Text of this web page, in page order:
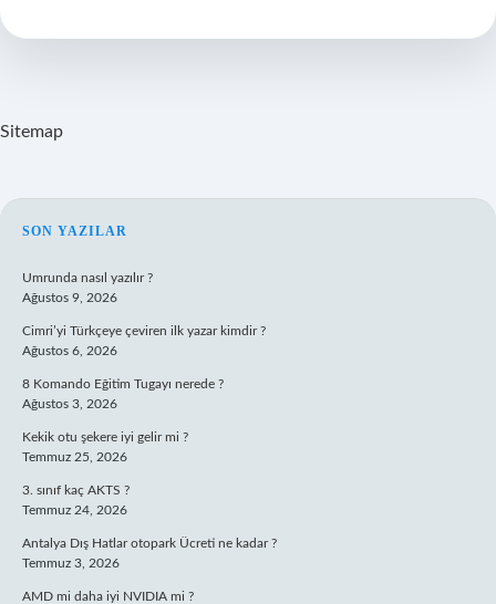
?
Sitemap
SIDEBAR
SON YAZILAR
Umrunda nasıl yazılır ?
Ağustos 9, 2026
Cimri’yi Türkçeye çeviren ilk yazar kimdir ?
Ağustos 6, 2026
8 Komando Eğitim Tugayı nerede ?
Ağustos 3, 2026
Kekik otu şekere iyi gelir mi ?
Temmuz 25, 2026
3. sınıf kaç AKTS ?
Temmuz 24, 2026
Antalya Dış Hatlar otopark Ücreti ne kadar ?
Temmuz 3, 2026
AMD mi daha iyi NVIDIA mi ?